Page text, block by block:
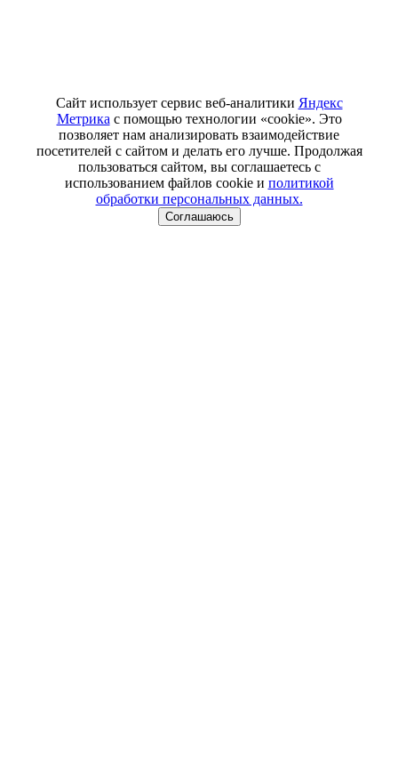
Сайт использует сервис веб-аналитики Яндекс
Метрика с помощью технологии «cookie». Это
позволяет нам анализировать взаимодействие
посетителей с сайтом и делать его лучше. Продолжая
пользоваться сайтом, вы соглашаетесь с
использованием файлов cookie и политикой
обработки персональных данных.
Соглашаюсь